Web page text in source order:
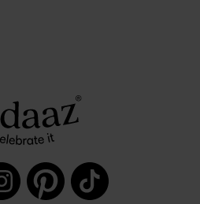
envelop